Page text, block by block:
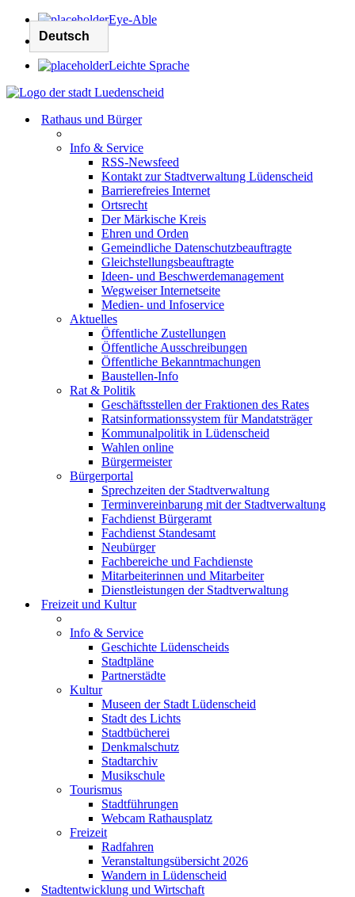
Eye-Able
Leichte Sprache
Rathaus und Bürger
Info & Service
RSS-Newsfeed
Kontakt zur Stadtverwaltung Lüdenscheid
Barrierefreies Internet
Ortsrecht
Der Märkische Kreis
Ehren und Orden
Gemeindliche Datenschutzbeauftragte
Gleichstellungsbeauftragte
Ideen- und Beschwerdemanagement
Wegweiser Internetseite
Medien- und Infoservice
Aktuelles
Öffentliche Zustellungen
Öffentliche Ausschreibungen
Öffentliche Bekanntmachungen
Baustellen-Info
Rat & Politik
Geschäftsstellen der Fraktionen des Rates
Ratsinformationssystem für Mandatsträger
Kommunalpolitik in Lüdenscheid
Wahlen online
Bürgermeister
Bürgerportal
Sprechzeiten der Stadtverwaltung
Terminvereinbarung mit der Stadtverwaltung
Fachdienst Bürgeramt
Fachdienst Standesamt
Neubürger
Fachbereiche und Fachdienste
Mitarbeiterinnen und Mitarbeiter
Dienstleistungen der Stadtverwaltung
Freizeit und Kultur
Info & Service
Geschichte Lüdenscheids
Stadtpläne
Partnerstädte
Kultur
Museen der Stadt Lüdenscheid
Stadt des Lichts
Stadtbücherei
Denkmalschutz
Stadtarchiv
Musikschule
Tourismus
Stadtführungen
Webcam Rathausplatz
Freizeit
Radfahren
Veranstaltungsübersicht 2026
Wandern in Lüdenscheid
Stadtentwicklung und Wirtschaft